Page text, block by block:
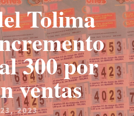
Tolima
300 por
ventas
2023